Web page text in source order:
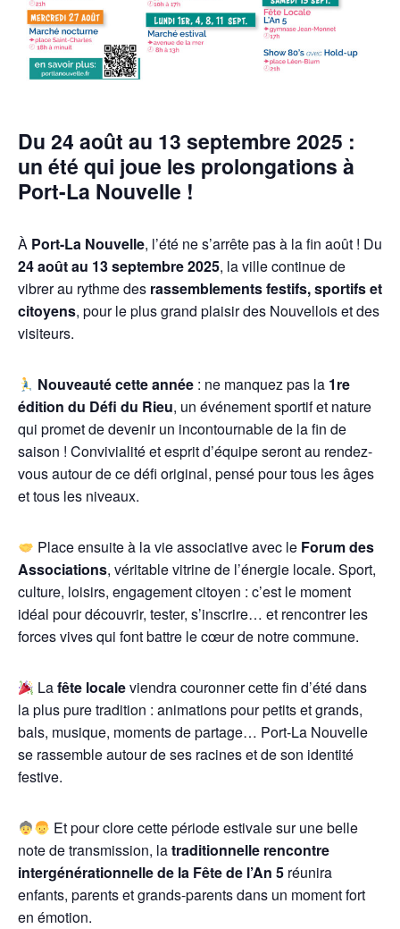
Du 24 août au 13 septembre 2025 :
un été qui joue les prolongations à
Port-La Nouvelle !
À Port-La Nouvelle, l’été ne s’arrête pas à la fin août ! Du
24 août au 13 septembre 2025, la ville continue de
vibrer au rythme des rassemblements festifs, sportifs et
citoyens, pour le plus grand plaisir des Nouvellois et des
visiteurs.
Nouveauté cette année : ne manquez pas la 1re
édition du Défi du Rieu, un événement sportif et nature
qui promet de devenir un incontournable de la fin de
saison ! Convivialité et esprit d’équipe seront au rendez-
vous autour de ce défi original, pensé pour tous les âges
et tous les niveaux.
Place ensuite à la vie associative avec le Forum des
Associations, véritable vitrine de l’énergie locale. Sport,
culture, loisirs, engagement citoyen : c’est le moment
idéal pour découvrir, tester, s’inscrire… et rencontrer les
forces vives qui font battre le cœur de notre commune.
Lafête localeviendra couronner cette fin d’été dans
la plus pure tradition : animations pour petits et grands,
bals, musique, moments de partage… Port-La Nouvelle
se rassemble autour de ses racines et de son identité
festive.
Et pour clore cette période estivale sur une belle
note de transmission, latraditionnelle rencontre
intergénérationnelle de la Fête de l’An 5 réunira
enfants, parents et grands-parents dans un moment fort
en émotion.